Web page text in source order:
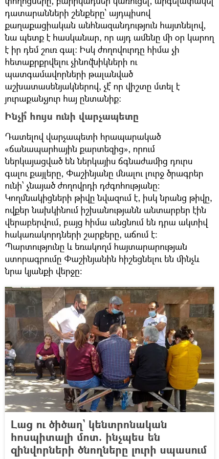
դատարանների շենքերը՝ այդպիսով
քաղաքացիական անհնազանդություն հայտնելով,
նա պետք է հասկանար, որ այդ ամենը մի օր կարող
է իր դեմ շուռ գալ։ Իսկ ժողովուրդը հիմա չի
հետաքրքրվելու չինովնիկների ու
պատգամավորների թալանված
աշխատասենյակներով, չէ՞ որ վիշտը մտել է
յուրաքանչյուր հայ ընտանիք։
Ինչի՞ հույս ունի վարչապետը
Դատելով վարչապետի հրապարակած
«ճանապարհային քարտեզից», որում
ներկայացված են ներկայիս ճգնաժամից դուրս
գալու քայլերը, Փաշինյանը մնալու լուրջ ծրագրեր
ունի՝ չնայած ժողովրդի դժգոհությանը։
Կողմնակիցների թիվը նվազում է, իսկ նրանց թիվը,
ովքեր նախկինում իշխանությանն անտարբեր էին
վերաբերվում, բայց հիմա անցնում են դրա ակտիվ
հակառակորդների շարքերը, աճում է։
Պարտությունը և եռակողմ հայտարարության
ստորագրումը Փաշինյանին հիշեցնելու են մինչև
նրա կյանքի վերջը։
Լաց ու ծիծաղ` կենտրոնական
հոսպիտալի մոտ. ինչպես են
զինվորների ծնողները լուրի սպասում